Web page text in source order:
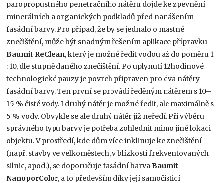
paropropustného penetračního nátěru dojde ke zpevnění
minerálních a organických podkladů před nanášením
fasádní barvy. Pro případ, že by se jednalo o mastné
znečištění, může být snadným řešením aplikace přípravku
Baumit ReClean, který je možné ředit vodou až do poměru 1
: 10, dle stupně daného znečištění. Po uplynutí 12hodinové
technologické pauzy je povrch připraven pro dva nátěry
fasádní barvy. Ten první se provádí ředěným nátěrem s 10–
15 % čisté vody. I druhý nátěr je možné ředit, ale maximálně s
5 % vody. Obvykle se ale druhý nátěr již neředí. Při výběru
správného typu barvy je potřeba zohlednit mimo jiné lokaci
objektu. V prostředí, kde dům více inklinuje ke znečištění
(např. stavby ve velkoměstech, v blízkosti frekventovaných
silnic, apod.), se doporučuje fasádní barva Baumit
NanoporColor, a to především díky její samočisticí